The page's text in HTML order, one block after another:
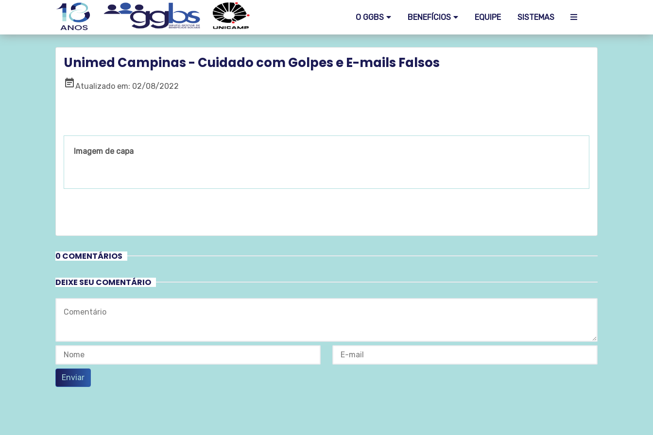
O GGBS BENEFÍCIOS EQUIPE SISTEMAS
Unimed Campinas - Cuidado com Golpes e E-mails Falsos
event_noteAtualizado em: 02/08/2022
Imagem de capa
0 COMENTÁRIOS
DEIXE SEU COMENTÁRIO
Enviar